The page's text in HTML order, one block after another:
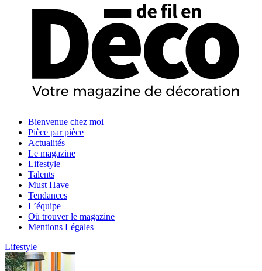
Bienvenue chez moi
Pièce par pièce
Actualités
Le magazine
Lifestyle
Talents
Must Have
Tendances
L’équipe
Où trouver le magazine
Mentions Légales
Lifestyle